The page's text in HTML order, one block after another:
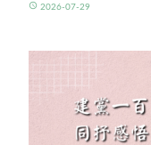
access_time 2026-07-29